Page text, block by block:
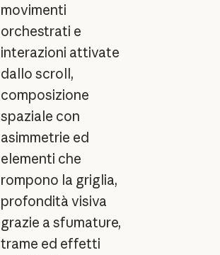
movimenti
orchestrati e
interazioni attivate
dallo scroll,
composizione
spaziale con
asimmetrie ed
elementi che
rompono la griglia,
profondità visiva
grazie a sfumature,
trame ed effetti